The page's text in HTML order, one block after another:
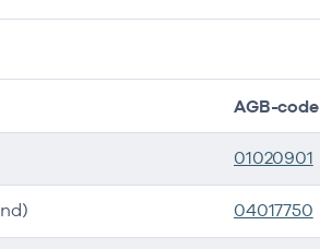
AGB-code
01020901
04017750